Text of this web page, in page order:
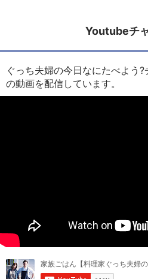
Youtubeチ
ぐっち夫婦の今日なにたべよう
の動画を配信しています。